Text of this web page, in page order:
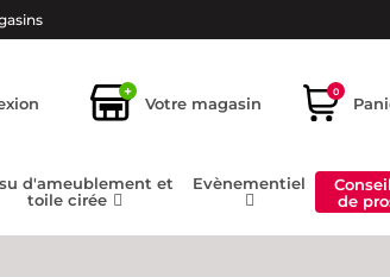
+
Votre magasin
0
d'ameublement et
toile cirée
Evènementiel
de